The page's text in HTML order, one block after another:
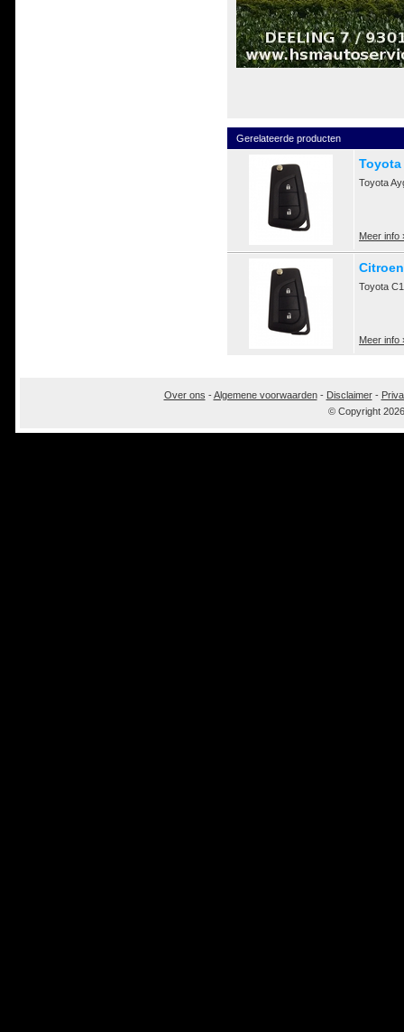
Gerelateerde producten
Toyota
Meer info
Toyota
Meer info
Over ons -Algemene voorwaarden- Disclaimer-
© Copyright